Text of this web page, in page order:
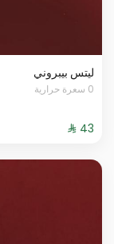
ليتس بيبروني
0 سعرة حرارية